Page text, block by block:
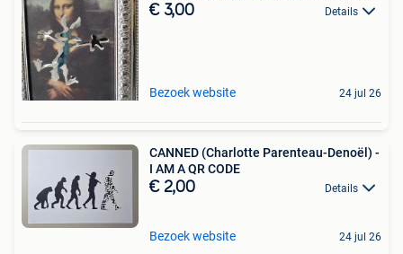
€ 3,00 Details
Bezoek website 24 jul 26
CANNED (Charlotte Parenteau-Denoël) -
I AM A QR CODE
€ 2,00 Details
Bezoek website 24 jul 26